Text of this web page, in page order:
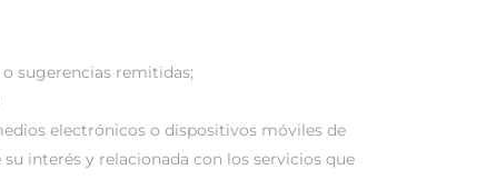
sugerencias remitidas;
electrónicos o dispositivos móviles de
interés y relacionada con los servicios que